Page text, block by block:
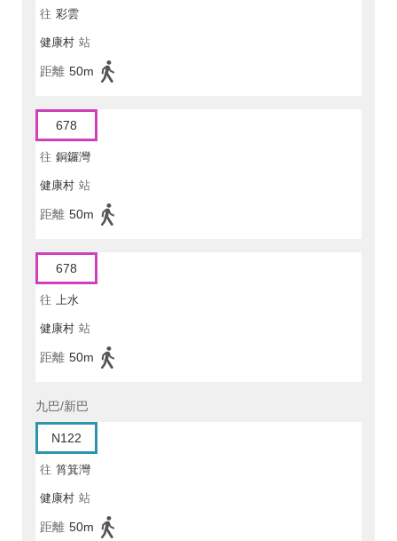
往 彩雲
健康村 站
距離 50m
678
往 銅鑼灣
健康村 站
距離 50m
678
往 上水
健康村 站
距離 50m
九巴/新巴
N122
往 筲箕灣
健康村 站
距離 50m